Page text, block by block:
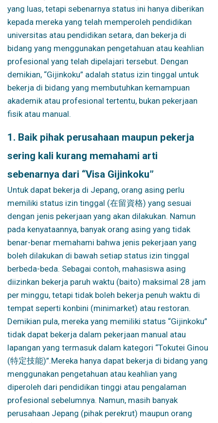
yang luas, tetapi sebenarnya status ini hanya diberikan
kepada mereka yang telah memperoleh pendidikan
universitas atau pendidikan setara, dan bekerja di
bidang yang menggunakan pengetahuan atau keahlian
profesional yang telah dipelajari tersebut. Dengan
demikian, “Gijinkoku” adalah status izin tinggal untuk
bekerja di bidang yang membutuhkan kemampuan
akademik atau profesional tertentu, bukan pekerjaan
fisik atau manual.
1. Baik pihak perusahaan maupun pekerja
sering kali kurang memahami arti
sebenarnya dari “Visa Gijinkoku”
Untuk dapat bekerja di Jepang, orang asing perlu
memiliki status izin tinggal (在留資格) yang sesuai
dengan jenis pekerjaan yang akan dilakukan. Namun
pada kenyataannya, banyak orang asing yang tidak
benar-benar memahami bahwa jenis pekerjaan yang
boleh dilakukan di bawah setiap status izin tinggal
berbeda-beda. Sebagai contoh, mahasiswa asing
diizinkan bekerja paruh waktu (baito) maksimal 28 jam
per minggu, tetapi tidak boleh bekerja penuh waktu di
tempat seperti konbini (minimarket) atau restoran.
Demikian pula, mereka yang memiliki status “Gijinkoku”
tidak dapat bekerja dalam pekerjaan manual atau
lapangan yang termasuk dalam kategori “Tokutei Ginou
(特定技能)”.Mereka hanya dapat bekerja di bidang yang
menggunakan pengetahuan atau keahlian yang
diperoleh dari pendidikan tinggi atau pengalaman
profesional sebelumnya. Namun, masih banyak
perusahaan Jepang (pihak perekrut) maupun orang